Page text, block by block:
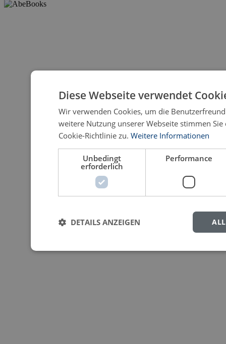
Diese Webseite verwendet
Wir verwenden Cookies, um die
weitere Nutzung unserer Webseite stimmen
Cookie-Richtlinie zu. Weitere Informationen
Unbedingt
erforderlich
Performance
DETAILS ANZEIGEN